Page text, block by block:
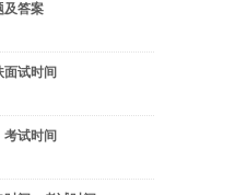
及答案
试时间
试时间